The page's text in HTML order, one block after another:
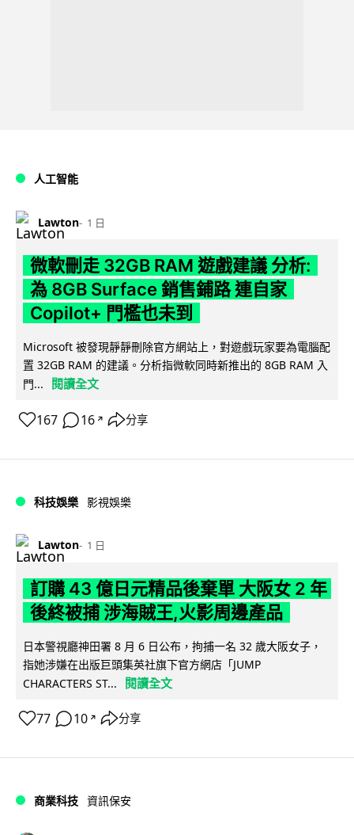
人工智能
Lawton 1 日
微軟刪走 32GB RAM 遊戲建議 分析:
為 8GB Surface 銷售鋪路 連自家
Copilot+ 門檻也未到
Microsoft 被發現靜靜刪除官方網站上，對遊戲玩家要為電腦配
置 32GB RAM 的建議。分析指微軟同時新推出的 8GB RAM 入
門...
閱讀全文
167 16 ↗ 分享
科技娛樂 影視娛樂
Lawton 1 日
訂購 43 億日元精品後棄單 大阪女 2 年
後終被捕 涉海賊王,火影周邊產品
日本警視廳神田署 8 月 6 日公布，拘捕一名 32 歲大阪女子，
指她涉嫌在出版巨頭集英社旗下官方網店「JUMP
CHARACTERS ST...
閱讀全文
77 10 ↗ 分享
商業科技 資訊保安